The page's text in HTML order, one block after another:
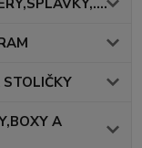
STOLIČKY
A